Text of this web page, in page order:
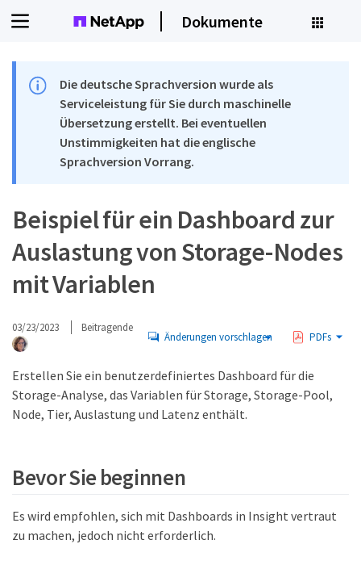
Dokumente
Die deutsche Sprachversion wurde als
Serviceleistung für Sie durch maschinelle
Übersetzung erstellt. Bei eventuellen
Unstimmigkeiten hat die englische
Sprachversion Vorrang.
Beispiel für ein Dashboard zur
Auslastung von Storage-Nodes
mit Variablen
03/23/2023 Beitragende
Änderungen vorschlagen PDFs
Erstellen Sie ein benutzerdefiniertes Dashboard für die
Storage-Analyse, das Variablen für Storage, Storage-Pool,
Node, Tier, Auslastung und Latenz enthält.
Bevor Sie beginnen
Es wird empfohlen, sich mit Dashboards in Insight vertraut
zu machen, jedoch nicht erforderlich.